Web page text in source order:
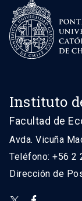
Instituto
Facultad de
Avda. Vicuña
Teléfono: +56 2
Dirección de